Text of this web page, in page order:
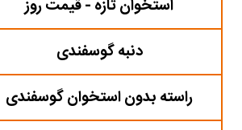
استخوان تازه - قیمت روز
دنبه گوسفندی
راسته بدون استخوان گوسفندی